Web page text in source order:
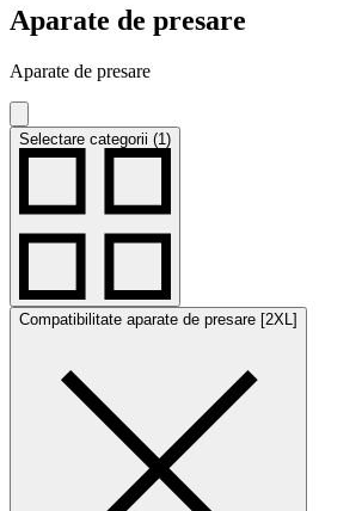
Aparate de presare
Aparate de presare
Selectare categorii (1)
Compatibilitate aparate de presare [2XL]